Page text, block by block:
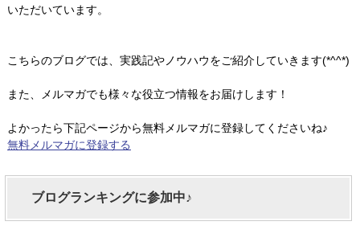
いただいています。
こちらのブログでは、実践記やノウハウをご紹介していきます(*^^*)
また、メルマガでも様々な役立つ情報をお届けします！
よかったら下記ページから無料メルマガに登録してくださいね♪
無料メルマガに登録する
ブログランキングに参加中♪